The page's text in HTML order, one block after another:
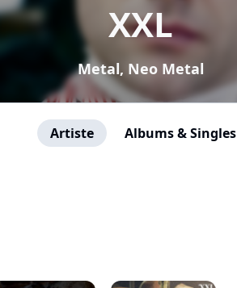
XXL
Metal, Neo Metal
Artiste Albums & Singles